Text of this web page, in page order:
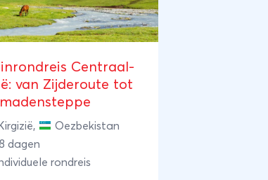
Centraal-
van Zijderoute tot
Kirgizië,
Oezbekistan
dagen
rondreis